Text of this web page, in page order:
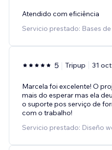
Atendido com eficiência
Servicio prestado: Bases
5 Tripup 31
Marcela foi excelente! O
mais do esperar mas ela
o suporte pos serviço de
com o trabalho!
Servicio prestado: Diseño